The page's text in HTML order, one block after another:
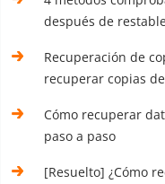
después de
Recuperación de
recuperar copias
Cómo recuperar
paso a paso
[Resuelto] ¿Cómo